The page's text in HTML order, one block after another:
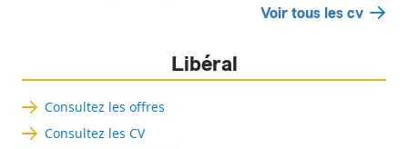
Voir tous les cv
Libéral
Consultez les offres
Consultez les CV